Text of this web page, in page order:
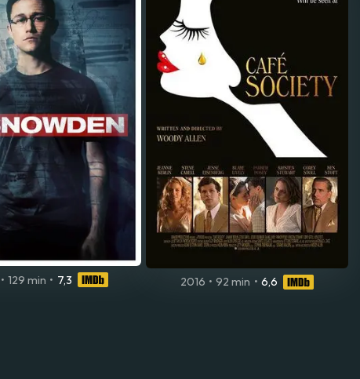
• 129 min • 7,3 2016 • 92 min • 6,6